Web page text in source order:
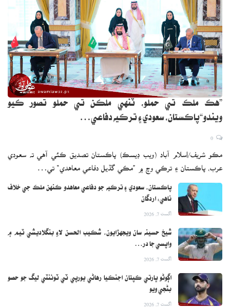
”هڪ ملڪ تي حملو، ٽنهي ملڪن تي حملو تصور ڪيو
ويندو“پاڪستان، سعودي ۽ ترڪيه دفاعي…
مڪو شريف/اسلام آباد (ويب ڊيسڪ) پاڪستان تصديق ڪئي آهي ته سعودي
عرب، پاڪستان ۽ ترڪي وچ ۾ ”مڪي گڏيل دفاعي معاهدي“ تي…
پاڪستان، سعودي ۽ ترڪيه جو دفاعي معاهدو ڪنهن ملڪ جي خلاف
ناهي: اردگان
اگست 7, 2026
شيخ حسينه سان ويجهڙايون، شڪيب الحسن لاءِ بنگلاديشي ٽيم ۾
واپسي جا در…
اگست 7, 2026
اڳوڻو ڀارتي ڪپتان اجنڪيا رهاڻي يورپي ٽي ٽوئنٽي ليگ جو حصو
بڻجي ويو
اگست 7, 2026